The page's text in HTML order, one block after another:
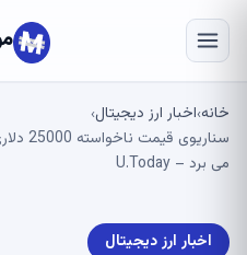
خانه›اخبار ارز دیجیتال›
می برد – U.Today
اخبار ارز دیجیتال